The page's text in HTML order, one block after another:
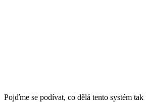
Pojďme se podívat, co dělá tento systém